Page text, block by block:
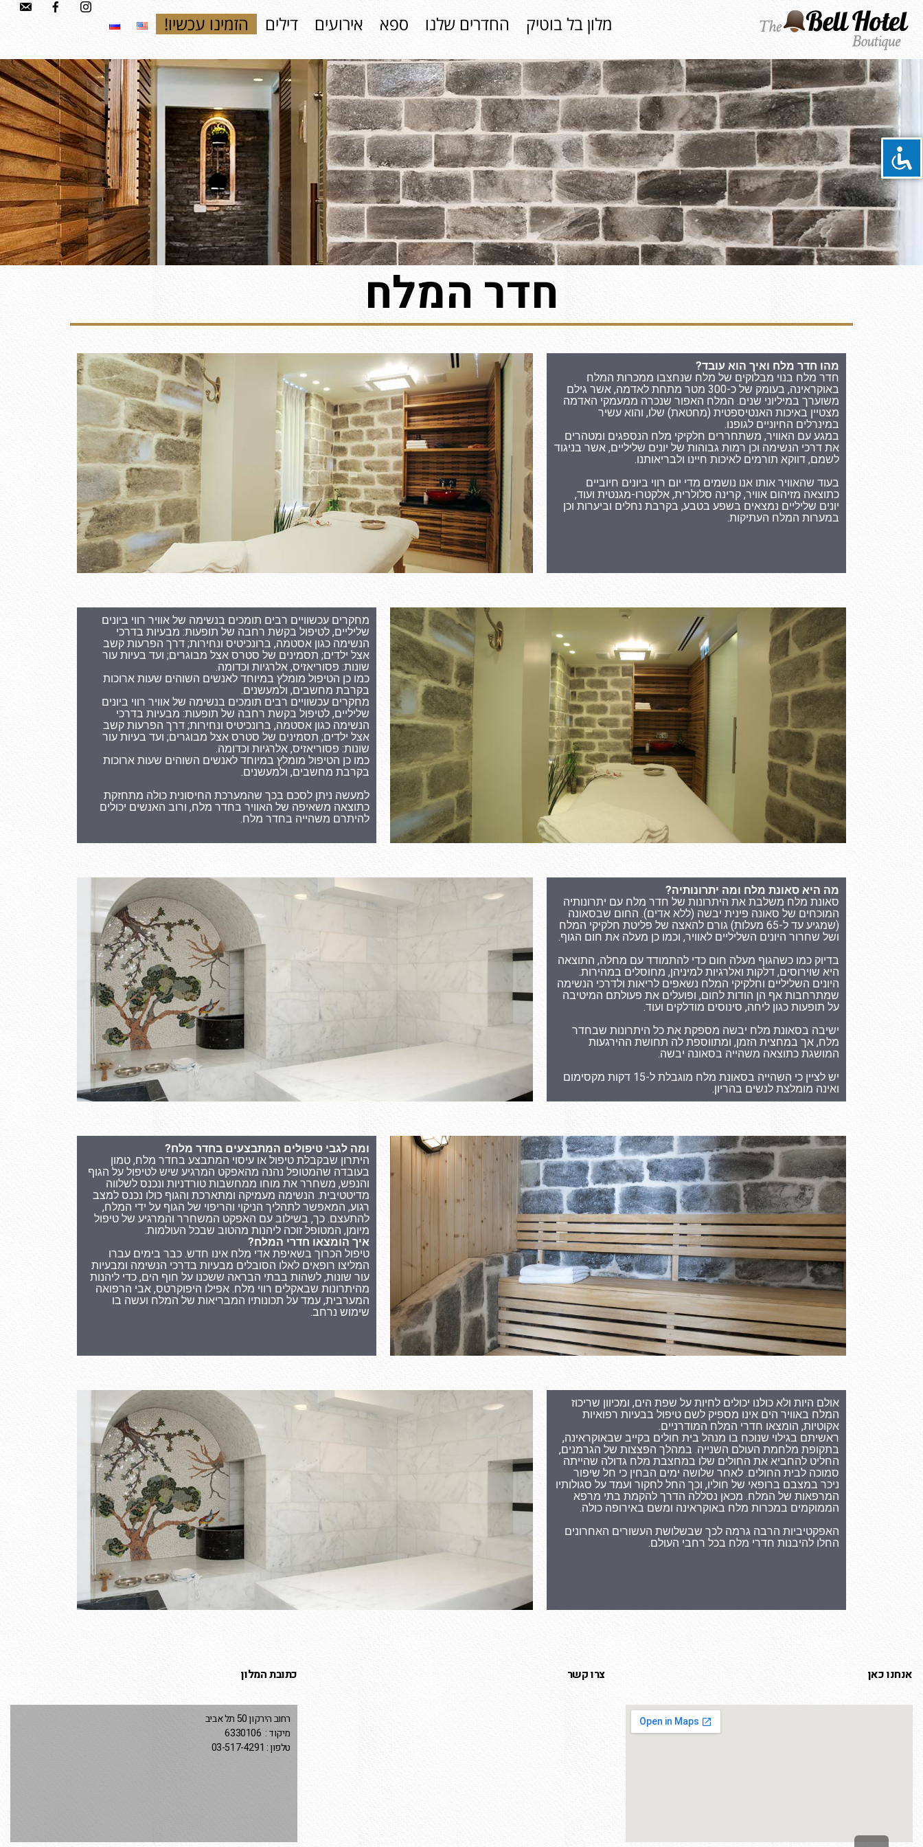
מלון בל בוטיק החדרים שלנו ספא אירועים דילים הזמינו עכשיו!
חדר המלח
מהו חדר מלח ואיך הוא עובד?
חדר מלח בנוי מבלוקים של מלח שנחצבו ממכרות המלח
באוקראינה, בעומק של כ-300 מטר מתחת לאדמה, אשר גילם
משוערך במיליוני שנים. המלח האפור שנכרה ממעמקי האדמה
מצטיין באיכות האנטיספטית (מחטאת) שלו, והוא עשיר
במינרלים החיוניים לגופנו.
במגע עם האוויר, משתחררים חלקיקי מלח הנספגים ומטהרים
את דרכי הנשימה וכן רמות גבוהות של יונים שליליים, אשר בניגוד
לשמם, דווקא תורמים לאיכות חיינו ולבריאותנו.
בעוד שהאוויר אותו אנו נושמים מדי יום רווי ביונים חיוביים
כתוצאה מזיהום אוויר, קרינה סלולרית, אלקטרו-מגנטית ועוד,
יונים שליליים נמצאים בשפע בטבע, בקרבת נחלים וביערות וכן
במערות המלח העתיקות.
מחקרים עכשוויים רבים תומכים בנשימה של אוויר רווי ביונים
שליליים, לטיפול בקשת רחבה של תופעות: מבעיות בדרכי
הנשימה כגון אסטמה, ברונכיטיס ונחירות; דרך הפרעות קשב
אצל ילדים; תסמינים של סטרס אצל מבוגרים; ועד בעיות עור
שונות: פסוריאזיס, אלרגיות וכדומה.
כמו כן הטיפול מומלץ במיוחד לאנשים השוהים שעות ארוכות
בקרבת מחשבים, ולמעשנים.
מחקרים עכשוויים רבים תומכים בנשימה של אוויר רווי ביונים
שליליים, לטיפול בקשת רחבה של תופעות: מבעיות בדרכי
הנשימה כגון אסטמה, ברונכיטיס ונחירות; דרך הפרעות קשב
אצל ילדים; תסמינים של סטרס אצל מבוגרים; ועד בעיות עור
שונות: פסוריאזיס, אלרגיות וכדומה.
כמו כן הטיפול מומלץ במיוחד לאנשים השוהים שעות ארוכות
בקרבת מחשבים, ולמעשנים.
למעשה ניתן לסכם בכך שהמערכת החיסונית כולה מתחזקת
כתוצאה משאיפה של האוויר בחדר מלח, ורוב האנשים יכולים
להיתרם משהייה בחדר מלח.
מה היא סאונת מלח ומה יתרונותיה?
סאונת מלח משלבת את היתרונות של חדר מלח עם יתרונותיה
המוכחים של סאונה פינית יבשה (ללא אדים). החום שבסאונה
(שמגיע עד ל-65 מעלות) גורם להאצה של פליטת חלקיקי המלח
ושל שחרור היונים השליליים לאוויר, וכמו כן מעלה את חום הגוף.
בדיוק כמו כשהגוף מעלה חום כדי להתמודד עם מחלה, התוצאה
היא שוירוסים, דלקות ואלרגיות למיניהן, מחוסלים במהירות.
היונים השליליים וחלקיקי המלח נשאפים לריאות ולדרכי הנשימה
שמתרחבות אף הן הודות לחום, ופועלים את פעולתם המיטיבה
על תופעות כגון ליחה, סינוסים מודלקים ועוד.
ישיבה בסאונת מלח יבשה מספקת את כל היתרונות שבחדר
מלח, אך במחצית הזמן, ומתווספת לה תחושת ההירגעות
המושגת כתוצאה משהייה בסאונה יבשה.
יש לציין כי השהייה בסאונת מלח מוגבלת ל-15 דקות מקסימום
ואינה מומלצת לנשים בהריון.
ומה לגבי טיפולים המתבצעים בחדר מלח?
היתרון שבקבלת טיפול או עיסוי המתבצע בחדר מלח, טמון
בעובדה שהמטופל נהנה מהאפקט המרגיע שיש לטיפול על הגוף
והנפש, משחרר את מוחו ממחשבות טורדניות ונכנס לשלווה
מדיטטיבית. הנשימה מעמיקה ומתארכת והגוף כולו נכנס למצב
רגוע, המאפשר לתהליך הניקוי והריפוי של הגוף על ידי המלח,
להתעצם. כך, בשילוב עם האפקט המשחרר והמרגיע של טיפול
מיומן, המטופל זוכה ליהנות מהטוב שבכל העולמות.
איך הומצאו חדרי המלח?
טיפול הכרוך בשאיפת אדי מלח אינו חדש. כבר בימים עברו
המליצו רופאים לאלו הסובלים מבעיות בדרכי הנשימה ומבעיות
עור שונות, לשהות בבתי הבראה ששכנו על חוף הים, כדי ליהנות
מהיתרונות שבאקלים רווי מלח. אפילו היפוקרטס, אבי הרפואה
המערבית, עמד על תכונותיו המבריאות של המלח ועשה בו
שימוש נרחב.
אולם היות ולא כולנו יכולים לחיות על שפת הים, ומכיוון שריכוז
המלח באוויר הים אינו מספיק לשם טיפול בבעיות רפואיות
אקוטיות, הומצאו חדרי המלח המודרניים.
ראשיתם בגילוי שנוכח בו מנהל בית חולים בקייב שבאוקראינה,
בתקופת מלחמת העולם השנייה. במהלך הפצצות של הגרמנים,
החליט להחביא את החולים שלו במחצבת מלח גדולה שהייתה
סמוכה לבית החולים. לאחר שלושה ימים הבחין כי חל שיפור
ניכר במצבם ברופאי של חוליו, וכך החל לחקור ועמד על סגולותיו
המרפאות של המלח. מכאן נסללה הדרך להקמת בתי מרפא
הממוקמים במכרות מלח באוקראינה ומשם באירופה כולה.
האפקטיביות הרבה גרמה לכך שבשלושת העשורים האחרונים
החלו להיבנות חדרי מלח בכל רחבי העולם.
אנחנו כאן צרו קשר כתובת המלון
רחוב הירקון 50 תל אביב
מיקוד : 6330106
טלפון : 03-517-4291